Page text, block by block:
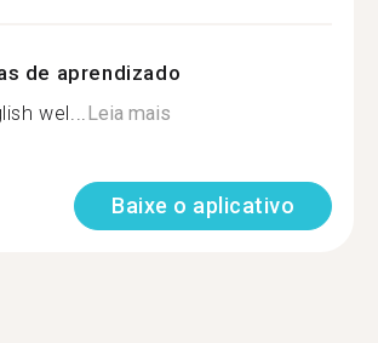
de aprendizado
wel...Leia mais
Baixe o aplicativo